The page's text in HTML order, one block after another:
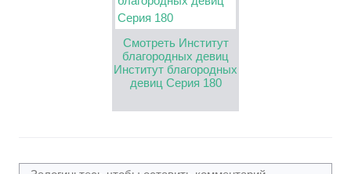
Смотреть Институт
благородных девиц
Институт благородных
девиц Серия 180